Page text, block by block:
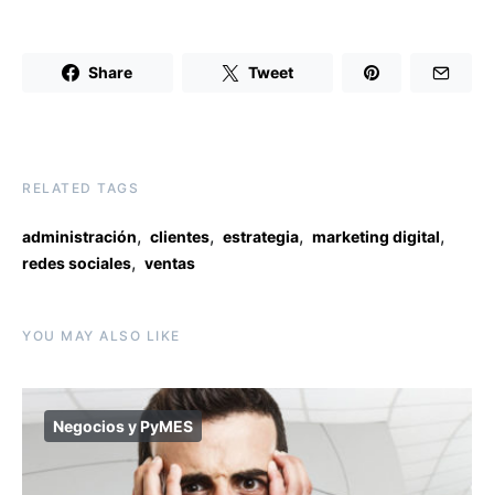
Share Tweet
RELATED TAGS
administración, clientes, estrategia, marketing digital,
redes sociales, ventas
YOU MAY ALSO LIKE
Negocios y PyMES